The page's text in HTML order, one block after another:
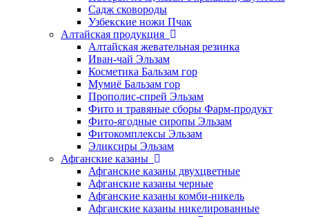
Садж сковороды
Узбекские ножи Пчак
Алтайская продукция
Алтайская жевательная резинка
Иван-чай Эльзам
Косметика Бальзам гор
Мумиё Бальзам гор
Прополис-спрей Эльзам
Фито и травяные сборы Фарм-продукт
Фито-ягодные сиропы Эльзам
Фитокомплексы Эльзам
Эликсиры Эльзам
Афганские казаны
Афганские казаны двухцветные
Афганские казаны черные
Афганские казаны комби-никель
Афганские казаны никелированные